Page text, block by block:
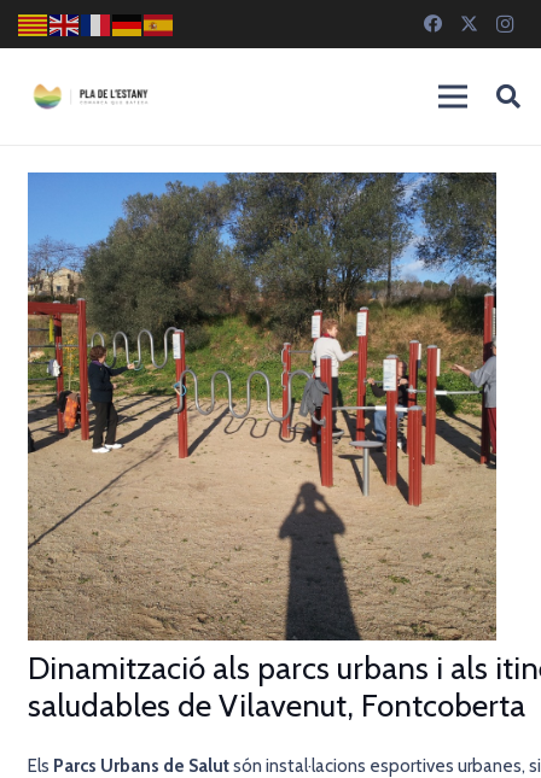
Dinamització als parcs urbans i als
saludables de Vilavenut, Fontcoberta
Els Parcs Urbans de Salutsón instal·lacions esportives urbanes,